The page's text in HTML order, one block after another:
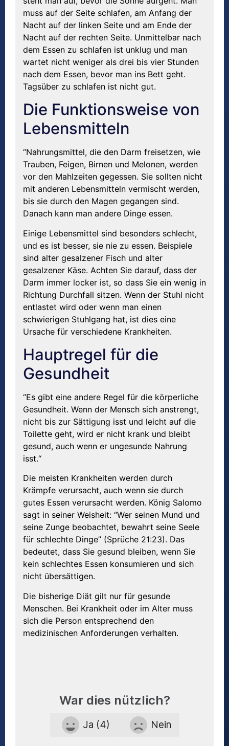
muss auf der Seite schlafen, am Anfang der
Nacht auf der linken Seite und am Ende der
Nacht auf der rechten Seite. Unmittelbar nach
dem Essen zu schlafen ist unklug und man
wartet nicht weniger als drei bis vier Stunden
nach dem Essen, bevor man ins Bett geht.
Tagsüber zu schlafen ist nicht gut.
Die Funktionsweise von
Lebensmitteln
“Nahrungsmittel, die den Darm freisetzen, wie
Trauben, Feigen, Birnen und Melonen, werden
vor den Mahlzeiten gegessen. Sie sollten nicht
mit anderen Lebensmitteln vermischt werden,
bis sie durch den Magen gegangen sind.
Danach kann man andere Dinge essen.
Einige Lebensmittel sind besonders schlecht,
und es ist besser, sie nie zu essen. Beispiele
sind alter gesalzener Fisch und alter
gesalzener Käse. Achten Sie darauf, dass der
Darm immer locker ist, so dass Sie ein wenig in
Richtung Durchfall sitzen. Wenn der Stuhl nicht
entlastet wird oder wenn man einen
schwierigen Stuhlgang hat, ist dies eine
Ursache für verschiedene Krankheiten.
Hauptregel für die
Gesundheit
“Es gibt eine andere Regel für die körperliche
Gesundheit. Wenn der Mensch sich anstrengt,
nicht bis zur Sättigung isst und leicht auf die
Toilette geht, wird er nicht krank und bleibt
gesund, auch wenn er ungesunde Nahrung
isst.“
Die meisten Krankheiten werden durch
Krämpfe verursacht, auch wenn sie durch
gutes Essen verursacht werden. König Salomo
sagt in seiner Weisheit: “Wer seinen Mund und
seine Zunge beobachtet, bewahrt seine Seele
für schlechte Dinge” (Sprüche 21:23). Das
bedeutet, dass Sie gesund bleiben, wenn Sie
kein schlechtes Essen konsumieren und sich
nicht übersättigen.
Die bisherige Diät gilt nur für gesunde
Menschen. Bei Krankheit oder im Alter muss
sich die Person entsprechend den
medizinischen Anforderungen verhalten.
War dies nützlich?
Ja (4) Nein